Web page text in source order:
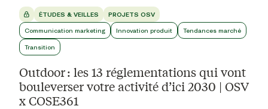
ÉTUDES & VEILLES PROJETS OSV
Communication marketing Innovation produit Tendances marché
Transition
Outdoor : les 13 réglementations qui vont
bouleverser votre activité d’ici 2030 | OSV
x COSE361